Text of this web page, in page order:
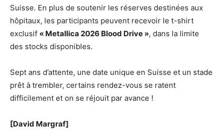
Suisse. En plus de soutenir les réserves destinées aux
hôpitaux, les participants peuvent recevoir le t-shirt
exclusif « Metallica 2026 Blood Drive », dans la limite
des stocks disponibles.
Sept ans d’attente, une date unique en Suisse et un stade
prêt à trembler, certains rendez-vous se ratent
difficilement et on se réjouit par avance !
[David Margraf]